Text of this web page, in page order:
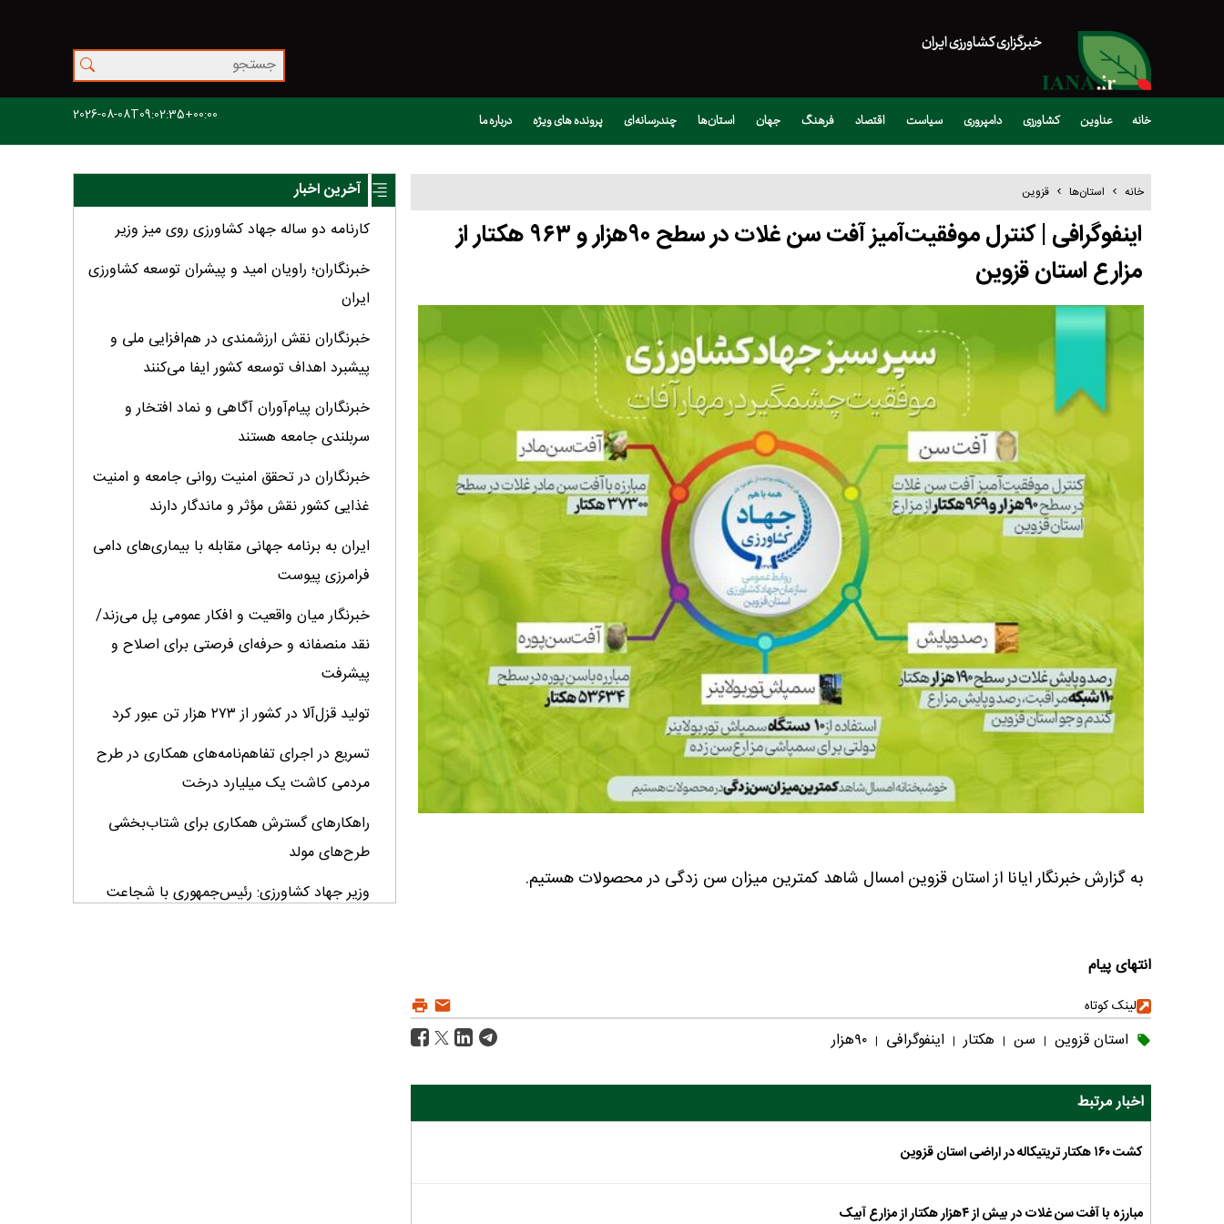
خبرگزاری کشاورزی ایران
خانه عناوین کشاورزی دامپروری سیاست اقتصاد فرهنگ جهان استان‌ها چندرسانه‌ای پرونده های ویژه درباره ما 2026-08-08T09:02:35+00:00
خانه استان‌ها قزوین
اینفوگرافی | کنترل موفقیت‌آمیز آفت سن غلات در سطح ۹۰هزار و ۹۶۳ هکتار از
مزارع استان قزوین
به گزارش خبرنگار ایانا از استان قزوین امسال شاهد کمترین میزان سن زدگی در محصولات هستیم.
انتهای پیام
لینک کوتاه
استان قزوین | سن | هکتار | اینفوگرافی | ۹۰هزار
اخبار مرتبط
کشت ۱۶۰ هکتار تریتیکاله در اراضی استان قزوین
مبارزه با آفت سن غلات در بیش از ۴هزار هکتار از مزارع آبیک
آخرین اخبار
کارنامه دو ساله جهاد کشاورزی روی میز وزیر
خبرنگاران؛ راویان امید و پیشران توسعه کشاورزی
ایران
خبرنگاران نقش ارزشمندی در هم‌افزایی ملی و
پیشبرد اهداف توسعه کشور ایفا می‌کنند
خبرنگاران پیام‌آوران آگاهى و نماد افتخار و
سربلندى جامعه هستند
خبرنگاران در تحقق امنیت روانی جامعه و امنیت
غذایی کشور نقش مؤثر و ماندگار دارند
ایران به برنامه جهانی مقابله با بیماری‌های دامی
فرامرزی پیوست
خبرنگار میان واقعیت و افکار عمومی پل می‌زند/
نقد منصفانه و حرفه‌ای فرصتی برای اصلاح و
پیشرفت
تولید قزل‌آلا در کشور از ۲۷۳ هزار تن عبور کرد
تسریع در اجرای تفاهم‌نامه‌های همکاری در طرح
مردمی کاشت یک میلیارد درخت
راهکارهای گسترش همکاری برای شتاب‌بخشی
طرح‌های مولد
وزیر جهاد کشاورزی: رئیس‌جمهوری با شجاعت